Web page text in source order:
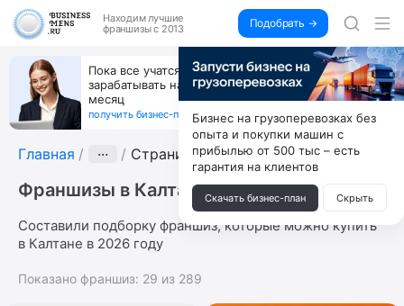
Находим лучшие
франшизы с 2013
Подобрать →
Пока все учатся пользоваться ИИ, вы можете
зарабатывать на их обучении по 500 тыс. каждый
месяц
получить бизнес-план ↓
Главная ··· Страница 3
Франшизы в Калтане
Составили подборку франшиз, которые можно купить
в Калтане в 2026 году
Показано франшиз: 29 из 289
Бизнес на грузоперевозках без
опыта и покупки машин с
прибылью от 500 тыс – есть
гарантия на клиентов
Скачать бизнес-план Скрыть